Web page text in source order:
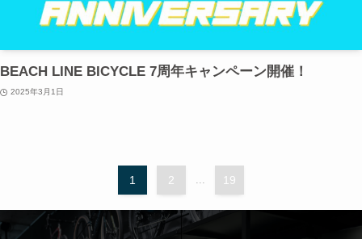
BEACH LINE BICYCLE 7周年キャンペーン開催！
2025年3月1日
1 2 19